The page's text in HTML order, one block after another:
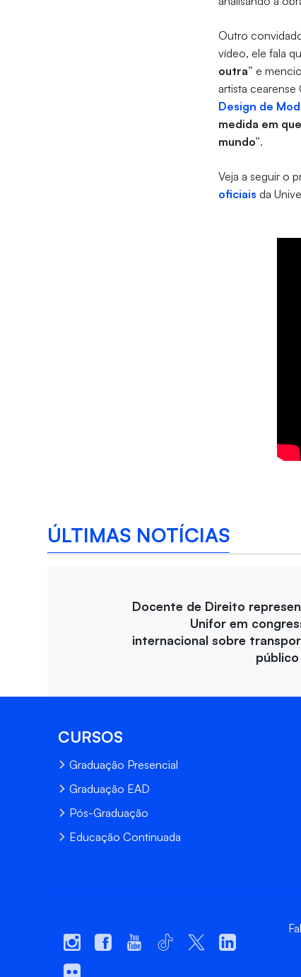
Outro
vídeo, ele fala
outra” e
artista cearense
Design de
medida em
mundo”.
Veja a seguir o
oficiais da
ÚLTIMAS NOTÍCIAS
Docente de Direito
Unifor em
internacional sobre
público
CURSOS
Graduação Presencial
Graduação EAD
Pós-Graduação
Educação Continuada